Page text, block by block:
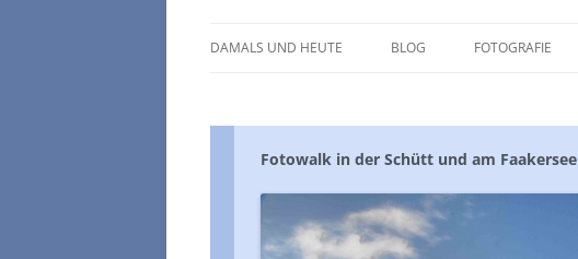
DAMALS UND HEUTE BLOG FOTOGRAFIE
Fotowalk in der Schütt und am Faakersee